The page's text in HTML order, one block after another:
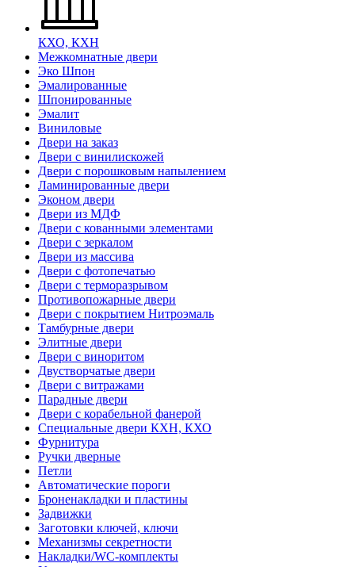
КХО, КХН
Межкомнатные двери
Эко Шпон
Эмалированные
Шпонированные
Эмалит
Виниловые
Двери на заказ
Двери с винилискожей
Двери с порошковым напылением
Ламинированные двери
Эконом двери
Двери из МДФ
Двери с кованными элементами
Двери с зеркалом
Двери из массива
Двери с фотопечатью
Двери с терморазрывом
Противопожарные двери
Двери с покрытием Нитроэмаль
Тамбурные двери
Элитные двери
Двери с виноритом
Двустворчатые двери
Двери с витражами
Парадные двери
Двери с корабельной фанерой
Специальные двери КХН, КХО
Фурнитура
Ручки дверные
Петли
Автоматические пороги
Броненакладки и пластины
Задвижки
Заготовки ключей, ключи
Механизмы секретности
Накладки/WC-комплекты